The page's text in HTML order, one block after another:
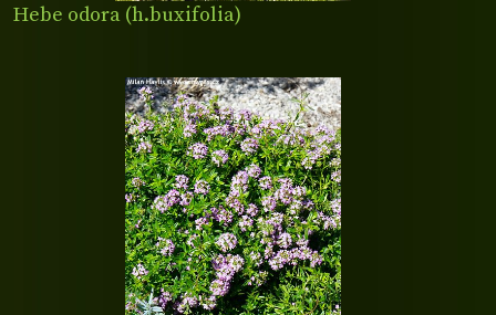
Hebe odora (h.buxifolia)